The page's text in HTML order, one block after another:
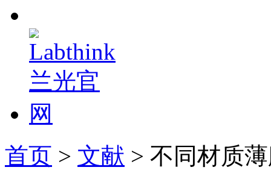
首页 > 文献 > 不同材质